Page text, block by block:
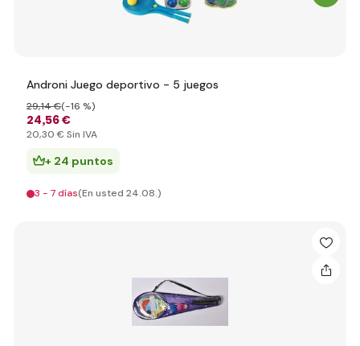
Androni Juego deportivo - 5 juegos
24,56 €
29,14 €(-16 %)
20,30 € Sin IVA
+ 24 puntos
3 - 7 días(En usted 24.08.)